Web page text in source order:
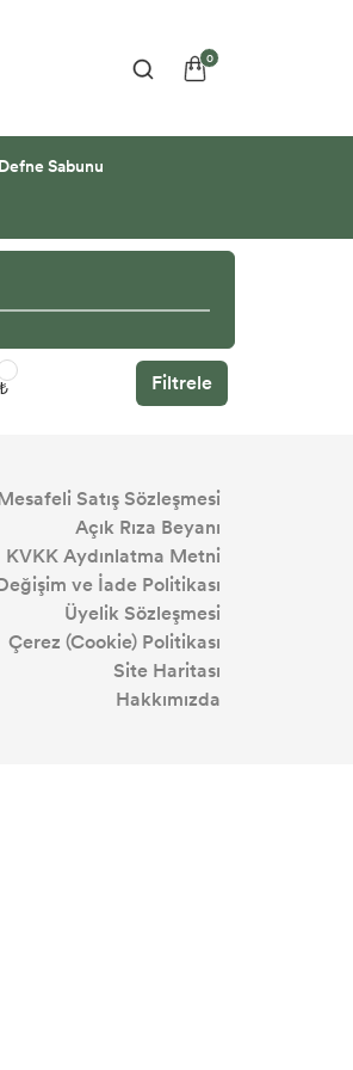
0
Sabunu
Filtrele
Satış Sözleşmesi
Açık Rıza Beyanı
KVKK Aydınlatma Metni
ve İade Politikası
Üyelik Sözleşmesi
Çerez (Cookie) Politikası
Site Haritası
Hakkımızda